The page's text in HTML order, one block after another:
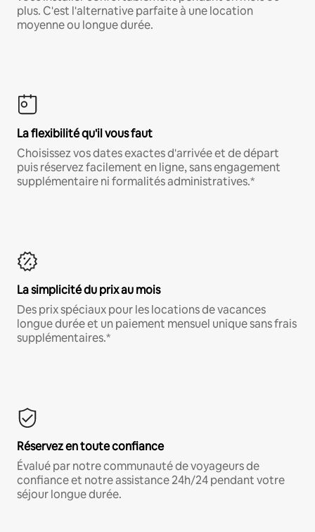
plus. C'est l'alternative parfaite à une location
moyenne ou longue durée.
La flexibilité qu'il vous faut
Choisissez vos dates exactes d'arrivée et de départ
puis réservez facilement en ligne, sans engagement
supplémentaire ni formalités administratives.*
La simplicité du prix au mois
Des prix spéciaux pour les locations de vacances
longue durée et un paiement mensuel unique sans frais
supplémentaires.*
Réservez en toute confiance
Évalué par notre communauté de voyageurs de
confiance et notre assistance 24h/24 pendant votre
séjour longue durée.